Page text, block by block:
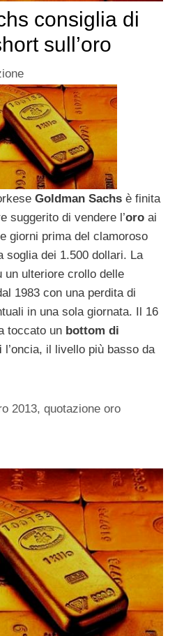
consiglia di
sull’oro
Goldman Sachs è finita
suggerito di vendere l’oro ai
giorni prima del clamoroso
soglia dei 1.500 dollari. La
ulteriore crollo delle
1983 con una perdita di
in una sola giornata. Il 16
toccato un bottom di
l’oncia, il livello più basso da
2013,quotazione oro